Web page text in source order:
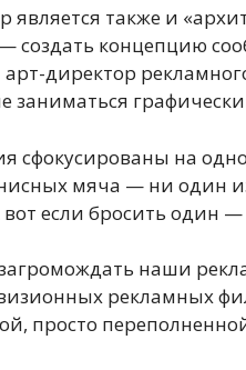
является также и
создать концепцию
директор
заниматься
сфокусированы на
мяча — ни один
если бросить один —
наши
рекламных
просто